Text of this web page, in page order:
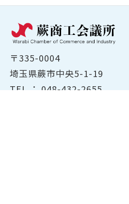
〒335-0004
埼玉県蕨市中央5-1-19
TEL ： 048-432-2655